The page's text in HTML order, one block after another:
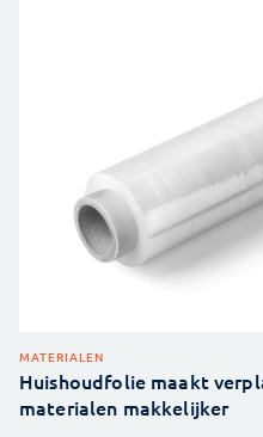
MATERIALEN
Huishoudfolie maakt
materialen makkelijker